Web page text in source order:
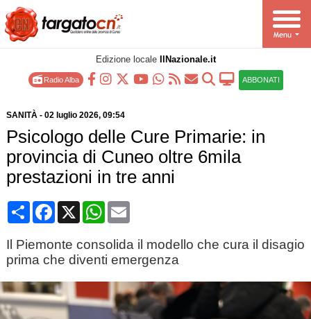
Edizione locale IlNazionale.it
Radio Alba ABBONATI
SANITÀ- 02 luglio 2026, 09:54
Psicologo delle Cure Primarie: in
provincia di Cuneo oltre 6mila
prestazioni in tre anni
CondividiFacebook
X WhatsApp
Email
Il Piemonte consolida il modello che cura il disagio
prima che diventi emergenza